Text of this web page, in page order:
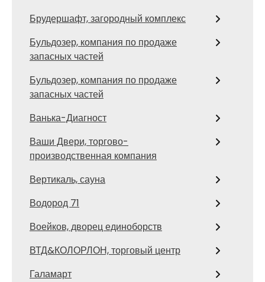
Брудершафт, загородный комплекс
Бульдозер, компания по продаже
запасных частей
Бульдозер, компания по продаже
запасных частей
Ванька-Диагност
Ваши Двери, торгово-
производственная компания
Вертикаль, сауна
Водород 71
Воейков, дворец единоборств
ВТД&КОЛОРЛОН, торговый центр
Галамарт